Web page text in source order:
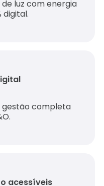
luz com energia
digital.
gestão completa
acessíveis